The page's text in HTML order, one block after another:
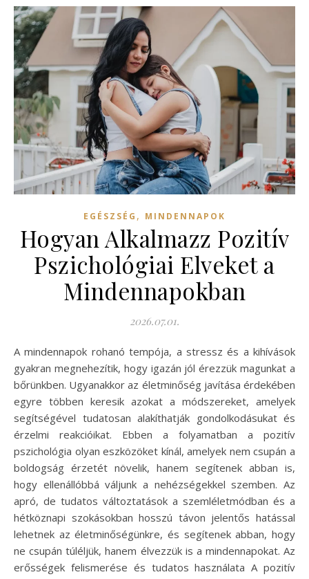
EGÉSZSÉG , MINDENNAPOK
Hogyan Alkalmazz Pozitív
Pszichológiai Elveket a
Mindennapokban
2026.07.01.
A mindennapok rohanó tempója, a stressz és a kihívások
gyakran megnehezítik, hogy igazán jól érezzük magunkat a
bőrünkben. Ugyanakkor az életminőség javítása érdekében
egyre többen keresik azokat a módszereket, amelyek
segítségével tudatosan alakíthatják gondolkodásukat és
érzelmi reakcióikat. Ebben a folyamatban a pozitív
pszichológia olyan eszközöket kínál, amelyek nem csupán a
boldogság érzetét növelik, hanem segítenek abban is,
hogy ellenállóbbá váljunk a nehézségekkel szemben. Az
apró, de tudatos változtatások a szemléletmódban és a
hétköznapi szokásokban hosszú távon jelentős hatással
lehetnek az életminőségünkre, és segítenek abban, hogy
ne csupán túléljük, hanem élvezzük is a mindennapokat. Az
erősségek felismerése és tudatos használata A pozitív